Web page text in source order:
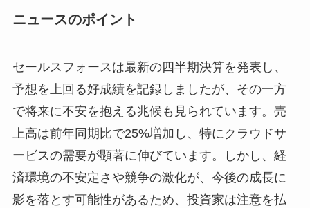
ニュースのポイント
セールスフォースは最新の四半期決算を発表し、
予想を上回る好成績を記録しましたが、その一方
で将来に不安を抱える兆候も見られています。売
上高は前年同期比で25%増加し、特にクラウドサ
ービスの需要が顕著に伸びています。しかし、経
済環境の不安定さや競争の激化が、今後の成長に
影を落とす可能性があるため、投資家は注意を払